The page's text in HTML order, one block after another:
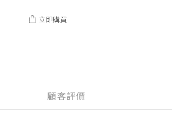
立即購買
顧客評價